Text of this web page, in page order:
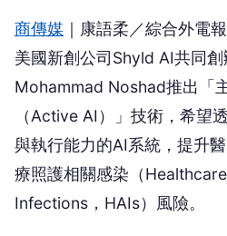
商傳媒 ｜康語柔／綜合外電
美國新創公司Shyld AI共同
Mohammad Noshad推出「
（Active AI）」技術，希望
與執行能力的AI系統，提升
療照護相關感染（
Infections，HAIs）風險。